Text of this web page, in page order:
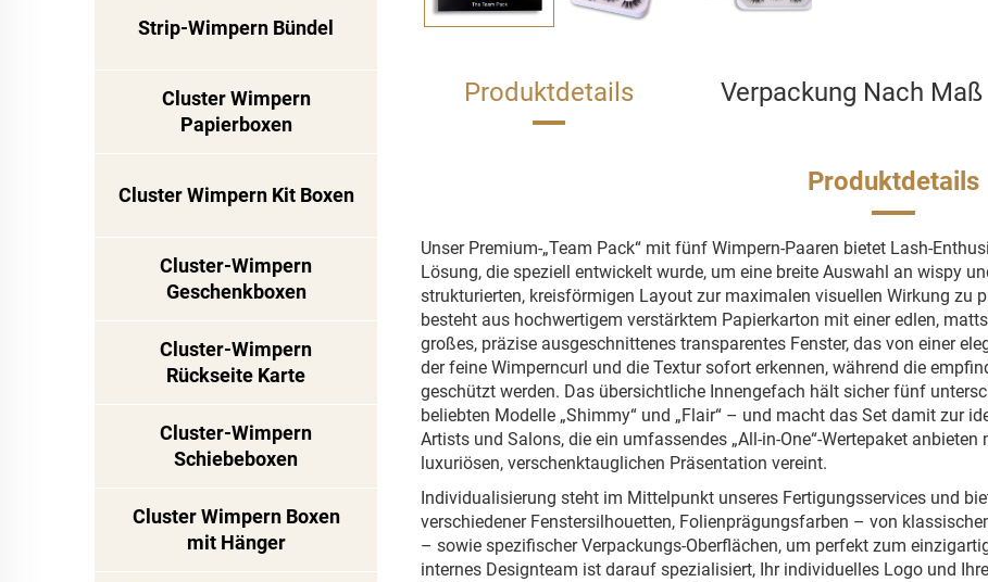
Strip-Wimpern Bündel
Cluster Wimpern
Papierboxen
Cluster Wimpern Kit Boxen
Cluster-Wimpern
Geschenkboxen
Cluster-Wimpern
Rückseite Karte
Cluster-Wimpern
Schiebeboxen
Cluster Wimpern Boxen
mit Hänger
Produktdetails Verpackung Nach Maß
Produktdetails
Unser Premium-„Team Pack“ mit fünf Wimpern-Paaren bietet Lash-
Lösung, die speziell entwickelt wurde, um eine breite Auswahl an wispy
strukturierten, kreisförmigen Layout zur maximalen visuellen Wirkung zu
besteht aus hochwertigem verstärktem Papierkarton mit einer edlen,
großes, präzise ausgeschnittenes transparentes Fenster, das von einer
der feine Wimperncurl und die Textur sofort erkennen, während die
geschützt werden. Das übersichtliche Innengefach hält sicher fünf
beliebten Modelle „Shimmy“ und „Flair“ – und macht das Set damit zur
Artists und Salons, die ein umfassendes „All-in-One“-Wertepaket
luxuriösen, verschenktauglichen Präsentation vereint.
Individualisierung steht im Mittelpunkt unseres Fertigungsservices und
verschiedener Fenstersilhouetten, Folienprägungsfarben – von
– sowie spezifischer Verpackungs-Oberflächen, um perfekt zum
internes Designteam ist darauf spezialisiert, Ihr individuelles Logo und